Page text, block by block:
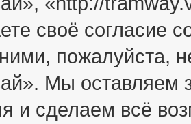
своё
пожалуйста,
Мы оставляем
и сделаем всё